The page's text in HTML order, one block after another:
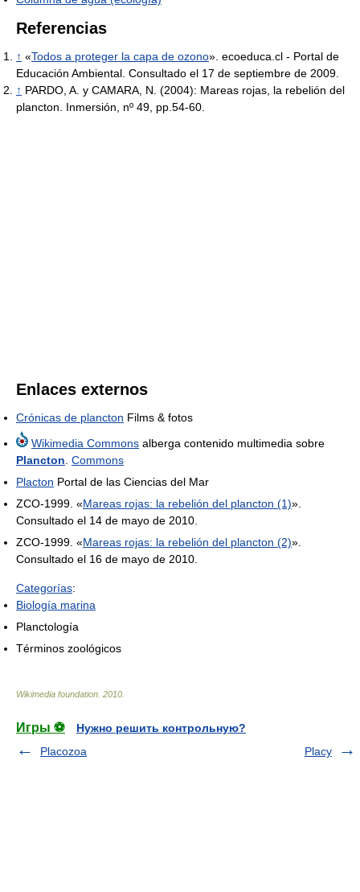
Referencias
↑ «Todos a proteger la capa de ozono». ecoeduca.cl - Portal de
Educación Ambiental. Consultado el 17 de septiembre de 2009.
↑ PARDO, A. y CAMARA, N. (2004): Mareas rojas, la rebelión del
plancton. Inmersión, nº 49, pp.54-60.
Enlaces externos
Crónicas de plancton Films & fotos
Wikimedia Commons alberga contenido multimedia sobre
Plancton Commons
Placton Portal de las Ciencias del Mar
ZCO-1999. «Mareas rojas: la rebelión del plancton (1)».
Consultado el 14 de mayo de 2010.
ZCO-1999. «Mareas rojas: la rebelión del plancton (2)».
Consultado el 16 de mayo de 2010.
Categorías:
Biología marina
Planctología
Términos zoológicos
Wikimedia foundation 2010
Игры ⚽
Нужно решить контрольную?
Placozoa
Placy